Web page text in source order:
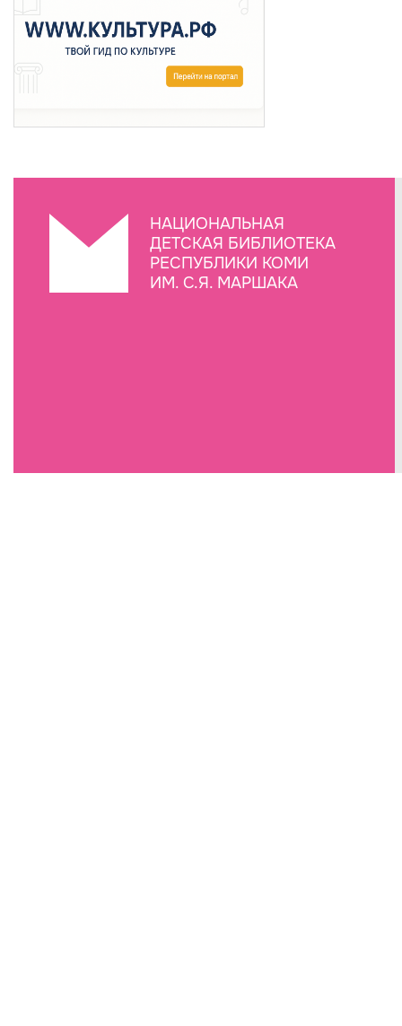
НАЦИОНАЛЬНАЯ
ДЕТСКАЯ БИБЛИОТЕКА
РЕСПУБЛИКИ КОМИ
ИМ. С.Я. МАРШАКА